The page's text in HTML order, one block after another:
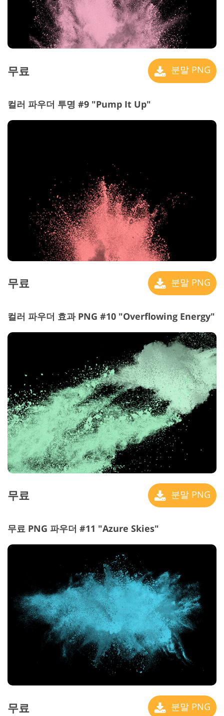
무료 분말 PNG
컬러 파우더 투명 #9 "Pump It Up"
무료 분말 PNG
컬러 파우더 효과 PNG #10 "Overflowing Energy"
무료 분말 PNG
무료 PNG 파우더 #11 "Azure Skies"
무료 분말 PNG